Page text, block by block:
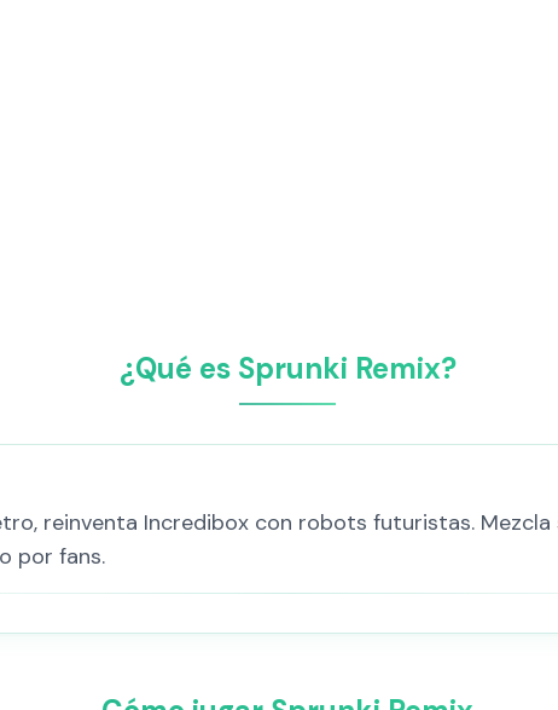
¿Qué es Sprunki Remix?
reinventa Incredibox con robots futuristas.
por fans.